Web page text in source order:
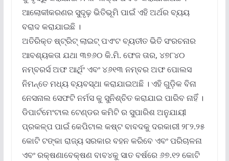
ଆଲୋକୀକରଣର ସୁଦୃଢ଼ ଭିତିଭୂମି ପାଇଁ ଏହି ଅର୍ଥର ବ୍ୟୟ
ବରାଦ କରାଯାଇଛି ।
ଅତିରିକ୍ତ ଷ୍ଟ୍ରିଟ୍ ଲାଇଟ୍ ପଏଂଟ ବ୍ୟତୀତ ଭିତି ସଂରଚନାର
ଆବଶ୍ୟକତା ଯଥା ୩୭୬୦ କି.ମି. ଫେଜ ତାର, ୪୭୮୪୦
ନମ୍ବରର୍ସ ଅଫ ଆର୍ଥିଂ ଏବଂ ୪୬୧୩ ନମ୍ବର ଅଫ ପୋଲସ
ନିମନ୍ତେ ମଧ୍ୟ ବ୍ୟବସ୍ଥା କରାଯାଇଅଛି । ଏହି ଗୁଡ଼ିକ ବିନା
ନେସନାଲ ସେଫଟି ନର୍ମସ କୁ ସୁନିଶ୍ଚିତ କରାଯାଇ ପାରିବ ନାହିଁ ।
ଡିପାର୍ଟମେଂଟାଲ ଟେଣ୍ଡର କମିଟି ର ସୁପାରିଶ ଅନୁଯାୟୀ
ପ୍ରକଳ୍ପ ପାଇଁ କେପିଟାଲ କଷ୍ଟ ବାବଦକୁ ଦରକାରୀ ୨୮୨.୨୫
କୋଟି ଟଙ୍କା ରାଜ୍ୟ ସରକାର ବହନ କରିବେ ଏବଂ ପରିଚାଳନା
ଏବଂ ରକ୍ଷଣାବେକ୍ଷଣ ବାବ୪କୁ ସାତ ବର୍ଷରେ ୬୭.୧୨ କୋଟି